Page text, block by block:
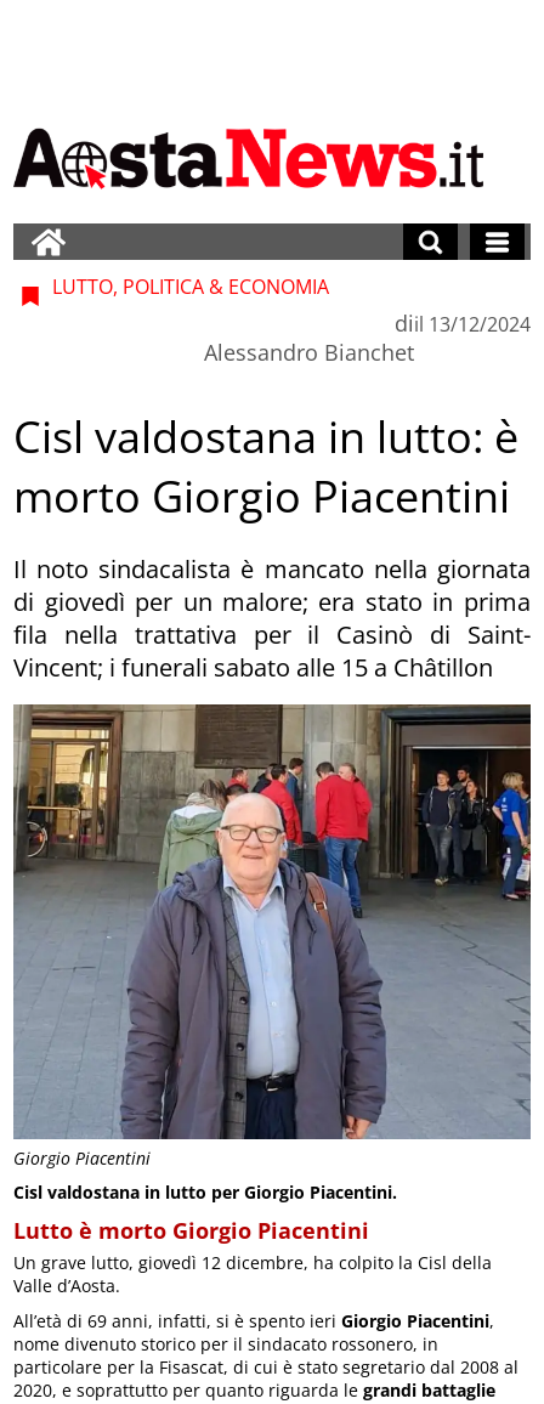
Giorgio Piacentini
LUTTO, POLITICA & ECONOMIA
di
Alessandro Bianchet
il 13/12/2024
Cisl valdostana in lutto: è
morto Giorgio Piacentini
Il noto sindacalista è mancato nella giornata
di giovedì per un malore; era stato in prima
fila nella trattativa per il Casinò di Saint-
Vincent; i funerali sabato alle 15 a Châtillon
Cisl valdostana in lutto per Giorgio Piacentini.
Lutto è morto Giorgio Piacentini
Un grave lutto, giovedì 12 dicembre, ha colpito la Cisl della
Valle d’Aosta.
All’età di 69 anni, infatti, si è spento ieriGiorgio Piacentini,
nome divenuto storico per il sindacato rossonero, in
particolare per la Fisascat, di cui è stato segretario dal 2008 al
2020, e soprattutto per quanto riguarda legrandi battaglie